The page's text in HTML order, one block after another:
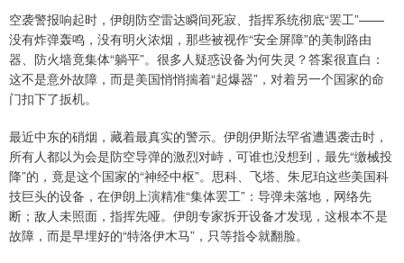
空袭警报响起时，伊朗防空雷达瞬间死寂、指挥系统彻底“罢工”——
没有炸弹轰鸣，没有明火浓烟，那些被视作“安全屏障”的美制路由
器、防火墙竟集体“躺平”。很多人疑惑设备为何失灵？答案很直白：
这不是意外故障，而是美国悄悄揣着“起爆器”，对着另一个国家的命
门扣下了扳机。
最近中东的硝烟，藏着最真实的警示。伊朗伊斯法罕省遭遇袭击时，
所有人都以为会是防空导弹的激烈对峙，可谁也没想到，最先“缴械投
降”的，竟是这个国家的“神经中枢”。思科、飞塔、朱尼珀这些美国科
技巨头的设备，在伊朗上演精准“集体罢工”：导弹未落地，网络先
断；敌人未照面，指挥先哑。伊朗专家拆开设备才发现，这根本不是
故障，而是早埋好的“特洛伊木马”，只等指令就翻脸。